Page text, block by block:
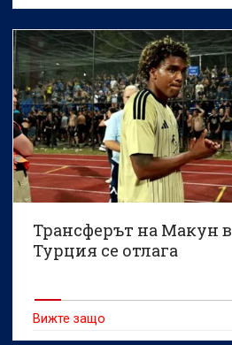
на ниво", заяви Тиърнън Линч
Трансферът на Макун в
Турция се отлага
Вижте защо